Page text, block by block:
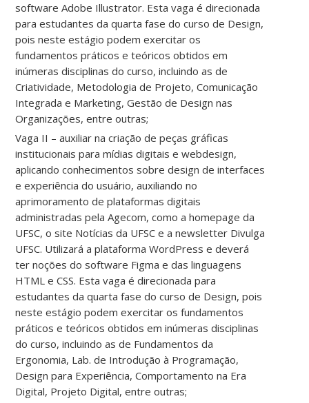
software Adobe Illustrator. Esta vaga é direcionada
para estudantes da quarta fase do curso de Design,
pois neste estágio podem exercitar os
fundamentos práticos e teóricos obtidos em
inúmeras disciplinas do curso, incluindo as de
Criatividade, Metodologia de Projeto, Comunicação
Integrada e Marketing, Gestão de Design nas
Organizações, entre outras;
Vaga II – auxiliar na criação de peças gráficas
institucionais para mídias digitais e webdesign,
aplicando conhecimentos sobre design de interfaces
e experiência do usuário, auxiliando no
aprimoramento de plataformas digitais
administradas pela Agecom, como a homepage da
UFSC, o site Notícias da UFSC e a newsletter Divulga
UFSC. Utilizará a plataforma WordPress e deverá
ter noções do software Figma e das linguagens
HTML e CSS. Esta vaga é direcionada para
estudantes da quarta fase do curso de Design, pois
neste estágio podem exercitar os fundamentos
práticos e teóricos obtidos em inúmeras disciplinas
do curso, incluindo as de Fundamentos da
Ergonomia, Lab. de Introdução à Programação,
Design para Experiência, Comportamento na Era
Digital, Projeto Digital, entre outras;